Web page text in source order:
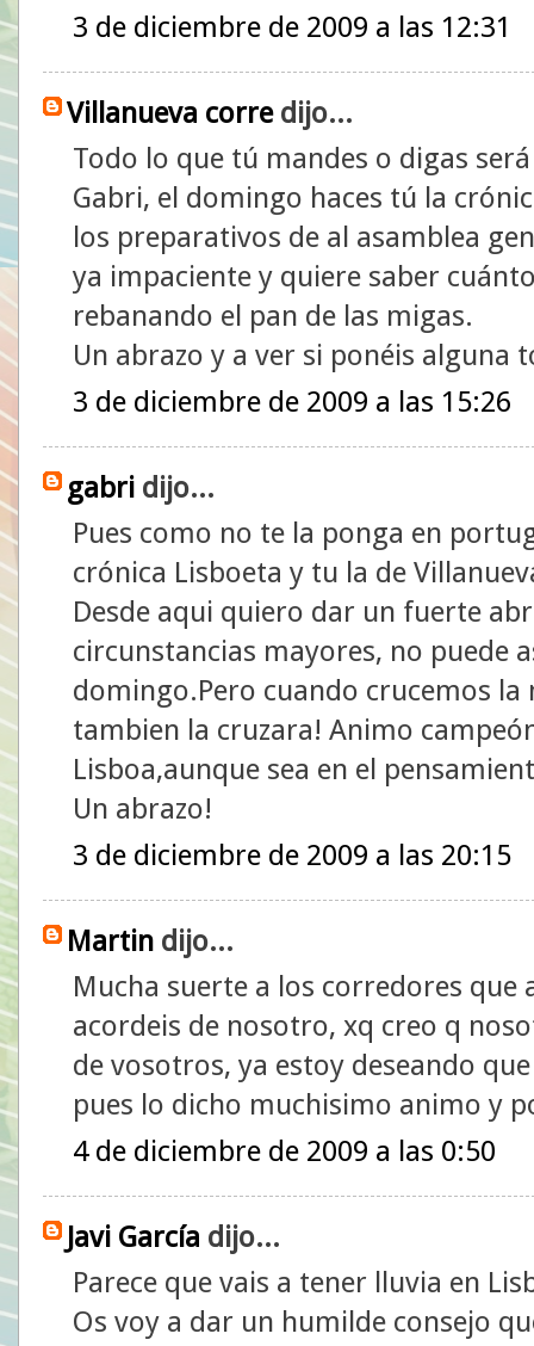
3 de diciembre de 2009 a las 12:31
Villanueva corredijo...
Todo lo que tú mandes o digas
Gabri, el domingo haces tú la
los preparativos de al asamblea
ya impaciente y quiere saber
rebanando el pan de las migas.
Un abrazo y a ver si ponéis alguna
3 de diciembre de 2009 a las 15:26
gabri dijo...
Pues como no te la ponga en
crónica Lisboeta y tu la de
Desde aqui quiero dar un fuerte
circunstancias mayores, no puede
domingo.Pero cuando crucemos
tambien la cruzara! Animo
Lisboa,aunque sea en el
Un abrazo!
3 de diciembre de 2009 a las 20:15
Martin dijo...
Mucha suerte a los corredores que
acordeis de nosotro, xq creo q
de vosotros, ya estoy deseando
pues lo dicho muchisimo animo y
4 de diciembre de 2009 a las 0:50
Javi García dijo...
Parece que vais a tener lluvia en
Os voy a dar un humilde consejo